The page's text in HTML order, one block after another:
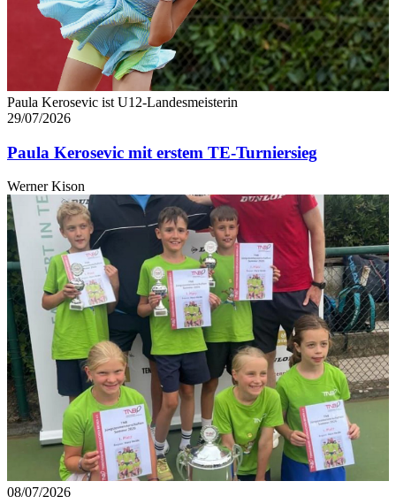
Paula Kerosevic ist U12-Landesmeisterin
29/07/2026
Paula Kerosevic mit erstem TE-Turniersieg
Werner Kison
08/07/2026